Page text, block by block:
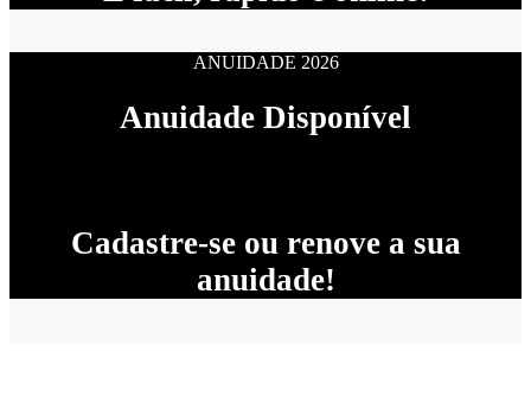
ANUIDADE 2026
Anuidade Disponível
Cadastre-se ou renove a sua
anuidade!